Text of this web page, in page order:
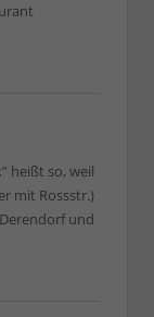
heißt so, weil
mit Rossstr.)
und